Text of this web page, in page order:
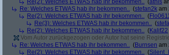
Re(2): Welches ETWAS hab ihr bekommen.. (athis
Re: Welches ETWAS hab ihr bekommen.. (stefan2k am
Re(2): Welches ETWAS hab ihr bekommen.. (
Re(3): Welches ETWAS hab ihr bekommen.. (
Re(2): Welches ETWAS hab ihr bekommen.. (Kalif22
Vom Autor zurückgezogen oder Autor hat seine
Re: Welches ETWAS hab ihr bekommen.. (Burnsen am
Re(2): Welches ETWAS hab ihr bekommen.. (